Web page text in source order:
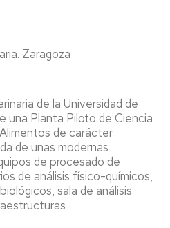
Zaragoza
de la Universidad de
una Planta Piloto de Ciencia
de carácter
de unas modernas
de procesado de
de análisis físico-químicos,
sala de análisis